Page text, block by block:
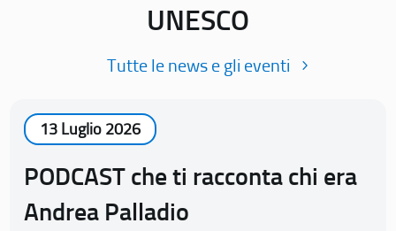
UNESCO
Tutte le news e gli eventi
13 Luglio 2026
PODCAST che ti racconta chi era
Andrea Palladio